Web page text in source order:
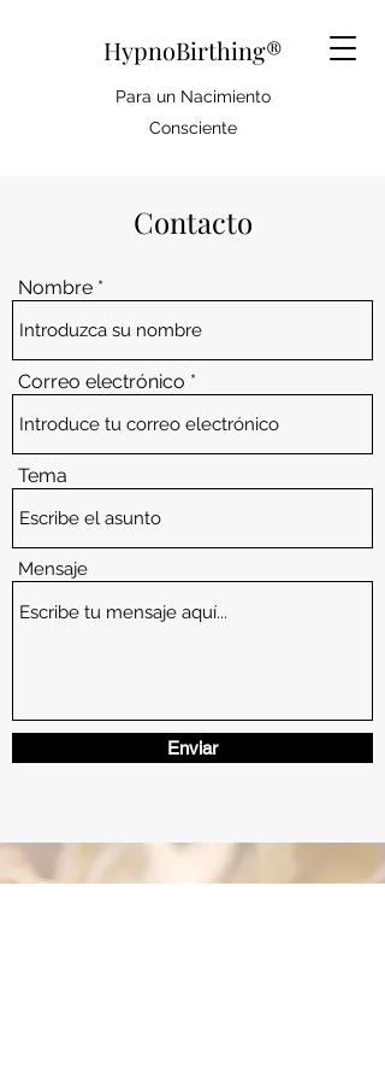
HypnoBirthing®
Para un Nacimiento
Consciente
Contacto
Nombre
Correo electrónico
Tema
Mensaje
Enviar